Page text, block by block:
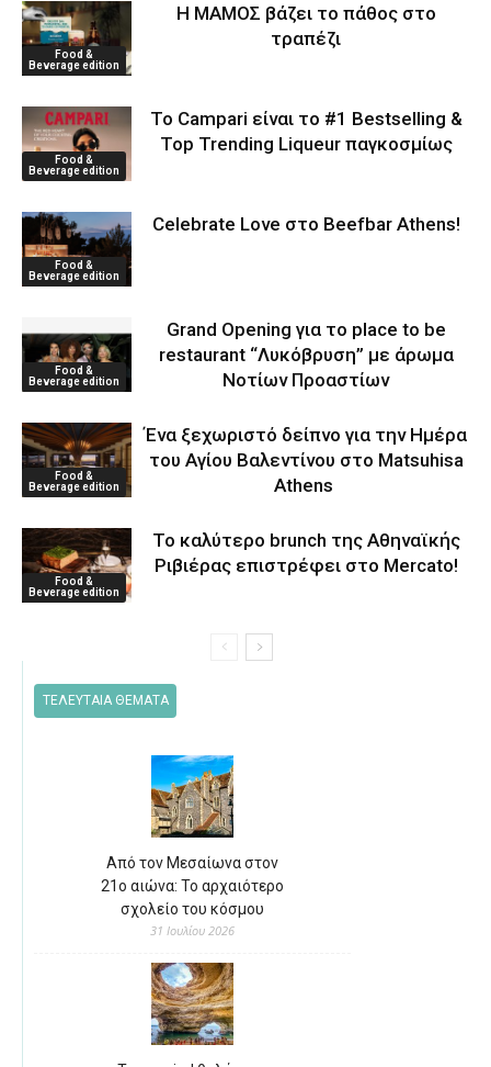
Food &
Beverage edition
Η ΜΑΜΟΣ βάζει το πάθος στο
τραπέζι
Food &
Beverage edition
Το Campari είναι το #1 Bestselling &
Top Trending Liqueur παγκοσμίως
Food &
Beverage edition
Celebrate Love στο Beefbar Athens!
Food &
Beverage edition
Grand Opening για το place to be
restaurant “Λυκόβρυση” με άρωμα
Νοτίων Προαστίων
Food &
Beverage edition
Ένα ξεχωριστό δείπνο για την Ημέρα
του Αγίου Βαλεντίνου στο Matsuhisa
Athens
Food &
Beverage edition
Το καλύτερο brunch της Αθηναϊκής
Ριβιέρας επιστρέφει στο Mercato!
ΤΕΛΕΥΤΑΙΑ ΘΕΜΑΤΑ
Από τον Μεσαίωνα στον
21ο αιώνα: Το αρχαιότερο
σχολείο του κόσμου
31 Ιουλίου 2026